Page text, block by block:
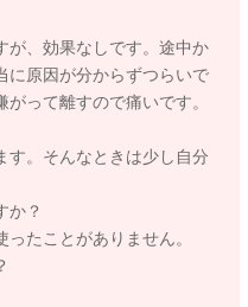
替えられてもいいと思い
替えてしまってもいいよう
さい。
が、効果なしです。途中か
に原因が分からずつらいで
って離すので痛いです。
す。そんなときは少し自分
か？
たことがありません。